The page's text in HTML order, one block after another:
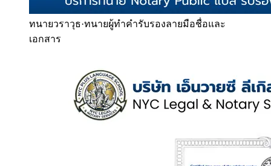
ทนายวราวุธ·ทนายผู้ทำคำรับรองลายมือชื่อและ
เอกสาร